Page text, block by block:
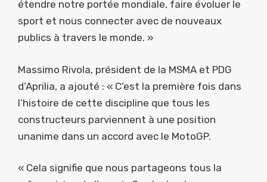
étendre notre portée mondiale, faire évoluer le
sport et nous connecter avec de nouveaux
publics à travers le monde. »
Massimo Rivola, président de la MSMA et PDG
d’Aprilia, a ajouté : « C’est la première fois dans
l’histoire de cette discipline que tous les
constructeurs parviennent à une position
unanime dans un accord avec le MotoGP.
« Cela signifie que nous partageons tous la